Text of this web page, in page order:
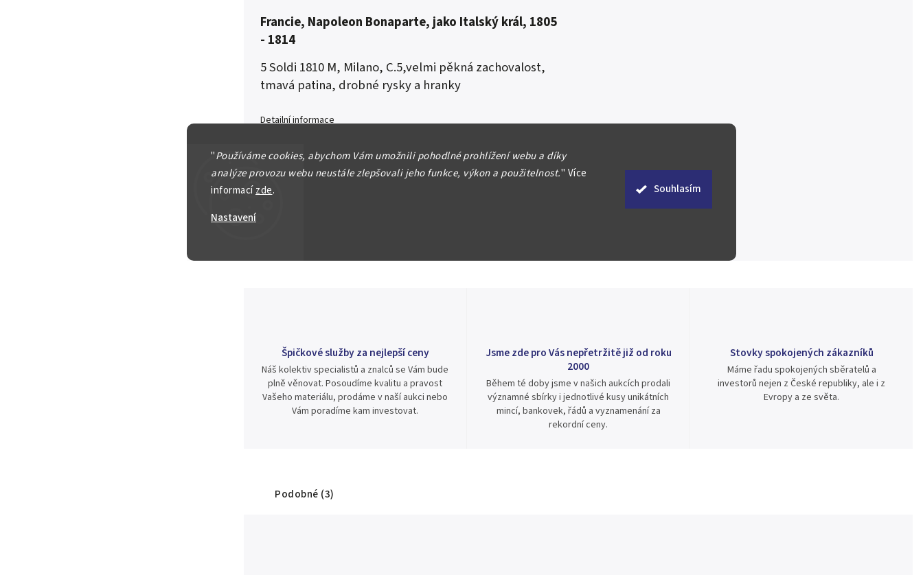
"Používáme cookies, abychom Vám umožnili pohodlné prohlížení webu a díky
analýze provozu webu neustále zlepšovali jeho funkce, výkon a použitelnost." Více
informacízde.
Nastavení
Souhlasím
Francie, Napoleon Bonaparte, jako Italský král, 1805
- 1814
5 Soldi 1810 M, Milano, C.5,velmi pěkná zachovalost,
tmavá patina, drobné rysky a hranky
Detailní informace
Zeptat se
Špičkové služby za nejlepší ceny
Náš kolektiv specialistů a znalců se Vám bude
plně věnovat. Posoudíme kvalitu a pravost
Vašeho materiálu, prodáme v naší aukci nebo
Vám poradíme kam investovat.
Jsme zde pro Vás nepřetržitě již od roku
2000
Během té doby jsme v našich aukcích prodali
významné sbírky i jednotlivé kusy unikátních
mincí, bankovek, řádů a vyznamenání za
rekordní ceny.
Stovky spokojených zákazníků
Máme řadu spokojených sběratelů a
investorů nejen z České republiky, ale i z
Evropy a ze světa.
Podobné (3)